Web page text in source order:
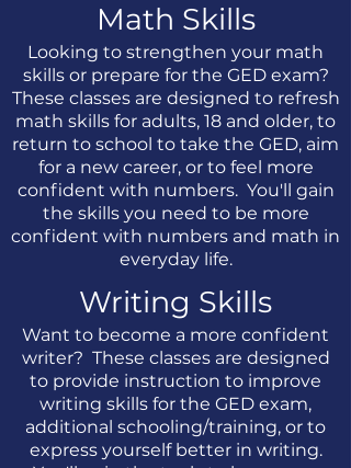
Math Skills
Looking to strengthen your math
skills or prepare for the GED exam?
These classes are designed to refresh
math skills for adults, 18 and older, to
return to school to take the GED, aim
for a new career, or to feel more
confident with numbers. You'll gain
the skills you need to be more
confident with numbers and math in
everyday life.
Writing Skills
Want to become a more confident
writer? These classes are designed
to provide instruction to improve
writing skills for the GED exam,
additional schooling/training, or to
express yourself better in writing.